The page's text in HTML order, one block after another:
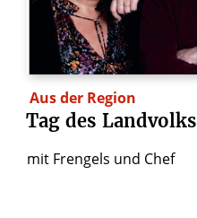
Aus der Region
Tag des Landvolks
mit Frengels und Chef